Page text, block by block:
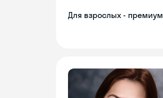
Для взрослых - премиум